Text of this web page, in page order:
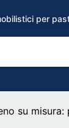
per
su